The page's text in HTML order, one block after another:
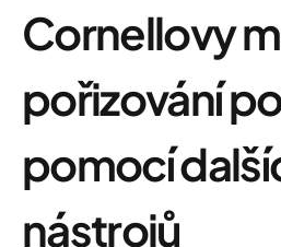
Cornellovy
pořizování
pomocí
nástrojů